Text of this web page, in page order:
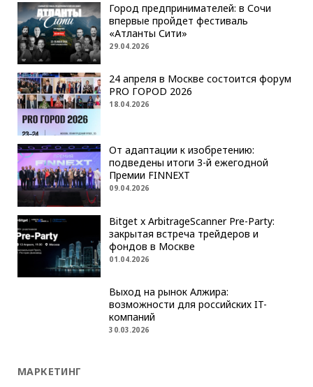
Город предпринимателей: в Сочи
впервые пройдет фестиваль
«Атланты Сити»
29.04.2026
24 апреля в Москве состоится форум
PRO ГОРОD 2026
18.04.2026
От адаптации к изобретению:
подведены итоги 3-й ежегодной
Премии FINNEXT
09.04.2026
Bitget x ArbitrageScanner Pre-Party:
закрытая встреча трейдеров и
фондов в Москве
01.04.2026
Выход на рынок Алжира:
возможности для российских IT-
компаний
30.03.2026
МАРКЕТИНГ